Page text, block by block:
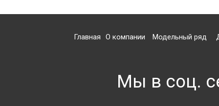
Главная О компании Модельный ряд
Мы в соц.